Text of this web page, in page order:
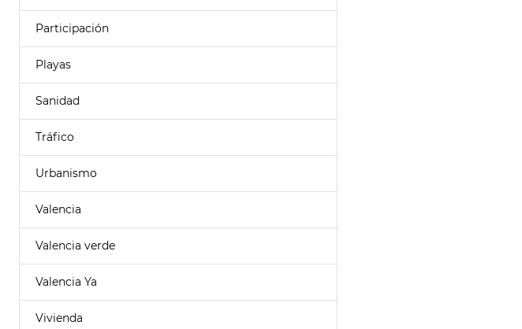
Participación
Playas
Sanidad
Tráfico
Urbanismo
Valencia
Valencia verde
Valencia Ya
Vivienda